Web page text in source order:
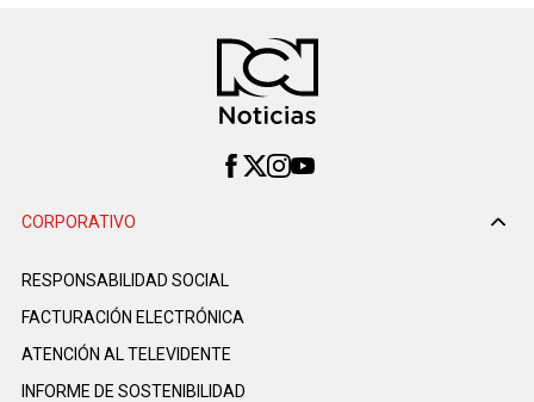
CORPORATIVO
RESPONSABILIDAD SOCIAL
FACTURACIÓN ELECTRÓNICA
ATENCIÓN AL TELEVIDENTE
INFORME DE SOSTENIBILIDAD